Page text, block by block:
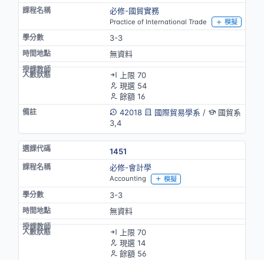
必修-國貿實務
Practice of International Trade 模擬
3-3
無資料
上限 70
現選 54
餘額 16
42018
國際貿易學系 /
國貿系
3,4
1451
必修-會計學
Accounting 模擬
3-3
無資料
上限 70
現選 14
餘額 56